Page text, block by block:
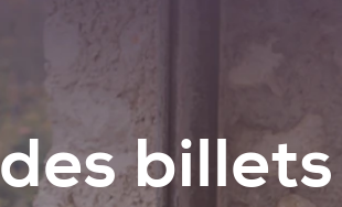
billets